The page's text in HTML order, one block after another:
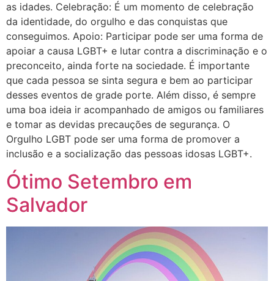
as idades. Celebração: É um momento de celebração
da identidade, do orgulho e das conquistas que
conseguimos. Apoio: Participar pode ser uma forma de
apoiar a causa LGBT+ e lutar contra a discriminação e o
preconceito, ainda forte na sociedade. É importante
que cada pessoa se sinta segura e bem ao participar
desses eventos de grade porte. Além disso, é sempre
uma boa ideia ir acompanhado de amigos ou familiares
e tomar as devidas precauções de segurança. O
Orgulho LGBT pode ser uma forma de promover a
inclusão e a socialização das pessoas idosas LGBT+.
Ótimo Setembro em
Salvador